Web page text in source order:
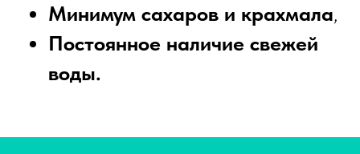
Минимум сахаров и крахмала,
Постоянное наличие свежей
воды.